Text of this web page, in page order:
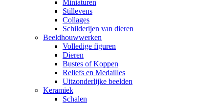
Miniaturen
Stillevens
Collages
Schilderijen van dieren
Beeldhouwwerken
Volledige figuren
Dieren
Bustes of Koppen
Reliefs en Medailles
Uitzonderlijke beelden
Keramiek
Schalen